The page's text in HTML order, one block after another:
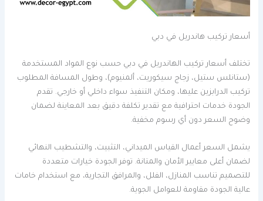
أسعار تركيب هاندريل في دبي
تختلف أسعار تركيب الهاندريل في دبي حسب نوع المواد المستخدمة
(ستانلس ستيل، زجاج سيكوريت، ألمنيوم)، وطول المسافة المطلوب
تركيب الدرابزين عليها، ومكان التنفيذ سواء داخلي أو خارجي. تقدم
الجودة خدمات احترافية مع تقدير تكلفة دقيق بعد المعاينة لضمان
وضوح السعر دون أي رسوم مخفية.
يشمل السعر أعمال القياس الميداني، التثبيت، والتشطيب النهائي
لضمان أعلى معايير الأمان والمتانة. توفر الجودة خيارات متعددة
للتصميم تناسب المنازل، الفلل، والمرافق التجارية، مع استخدام خامات
عالية الجودة مقاومة للعوامل الجوية.